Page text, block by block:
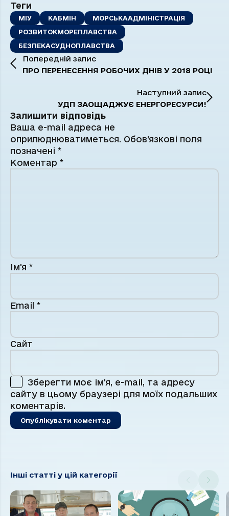
Теги
МІУ КАБМІН
МОРСЬКААДМІНІСТРАЦІЯ
РОЗВИТОКМОРЕПЛАВСТВА
БЕЗПЕКАСУДНОПЛАВСТВА
Попередній запис
ПРО ПЕРЕНЕСЕННЯ РОБОЧИХ ДНІВ У 2018 РОЦІ
Наступний запис
УДП ЗАОЩАДЖУЄ ЕНЕРГОРЕСУРСИ!
Залишити відповідь
Ваша e-mail адреса не
оприлюднюватиметься. Обов’язкові поля
позначені *
Коментар *
Ім'я *
Email *
Сайт
Зберегти моє ім'я, e-mail, та адресу
сайту в цьому браузері для моїх подальших
коментарів.
Інші статті у цій категорії